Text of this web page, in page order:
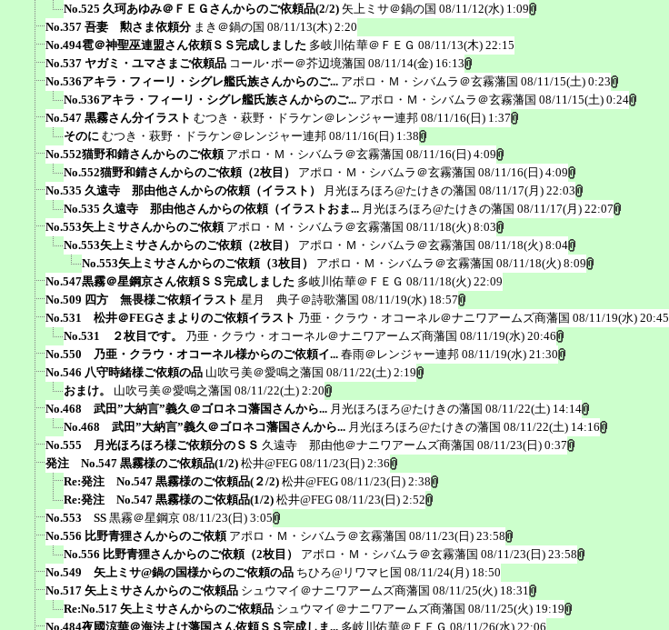
No.525 久珂あゆみ＠ＦＥＧさんからのご依頼品(2/2) 矢上ミサ＠鍋の国 08/11/12(水) 1:09
No.357 吾妻 勲さま依頼分 まき＠鍋の国 08/11/13(木) 2:20
No.494雹＠神聖巫連盟さん依頼ＳＳ完成しました 多岐川佑華＠ＦＥＧ 08/11/13(木) 22:15
No.537 ヤガミ・ユマさまご依頼品 コール･ポー＠芥辺境藩国 08/11/14(金) 16:13
No.536アキラ・フィーリ・シグレ艦氏族さんからのご... アポロ・Ｍ・シバムラ＠玄霧藩国 08/11/15(土) 0:23
No.536アキラ・フィーリ・シグレ艦氏族さんからのご... アポロ・Ｍ・シバムラ＠玄霧藩国 08/11/15(土) 0:24
No.547 黒霧さん分イラスト むつき・萩野・ドラケン＠レンジャー連邦 08/11/16(日) 1:37
そのに むつき・萩野・ドラケン＠レンジャー連邦 08/11/16(日) 1:38
No.552猫野和錆さんからのご依頼 アポロ・Ｍ・シバムラ＠玄霧藩国 08/11/16(日) 4:09
No.552猫野和錆さんからのご依頼（2枚目）
アポロ・Ｍ・シバムラ＠玄霧藩国 08/11/16(日) 4:09
No.535 久遠寺 那由他さんからの依頼（イラスト）
月光ほろほろ@たけきの藩国 08/11/17(月) 22:03
No.535 久遠寺 那由他さんからの依頼（イラストおま... 月光ほろほろ@たけきの藩国 08/11/17(月) 22:07
No.553矢上ミサさんからのご依頼 アポロ・Ｍ・シバムラ＠玄霧藩国 08/11/18(火) 8:03
No.553矢上ミサさんからのご依頼（2枚目）
アポロ・Ｍ・シバムラ＠玄霧藩国 08/11/18(火) 8:04
No.553矢上ミサさんからのご依頼（3枚目）
アポロ・Ｍ・シバムラ＠玄霧藩国 08/11/18(火) 8:09
No.547黒霧＠星鋼京さん依頼ＳＳ完成しました 多岐川佑華＠ＦＥＧ 08/11/18(火) 22:09
No.509 四方 無畏様ご依頼イラスト 星月 典子＠詩歌藩国 08/11/19(水) 18:57
No.531 松井＠FEGさまよりのご依頼イラスト 乃亜・クラウ・オコーネル＠ナニワアームズ商藩国 08/11/19(水) 20:45
No.531 ２枚目です。
乃亜・クラウ・オコーネル＠ナニワアームズ商藩国 08/11/19(水) 20:46
No.550 乃亜・クラウ・オコーネル様からのご依頼イ... 春雨＠レンジャー連邦 08/11/19(水) 21:30
No.546 八守時緒様ご依頼の品 山吹弓美＠愛鳴之藩国 08/11/22(土) 2:19
おまけ。
山吹弓美＠愛鳴之藩国 08/11/22(土) 2:20
No.468 武田”大納言”義久＠ゴロネコ藩国さんから... 月光ほろほろ@たけきの藩国 08/11/22(土) 14:14
No.468 武田”大納言”義久＠ゴロネコ藩国さんから... 月光ほろほろ@たけきの藩国 08/11/22(土) 14:16
No.555 月光ほろほろ様ご依頼分のＳＳ 久遠寺 那由他＠ナニワアームズ商藩国 08/11/23(日) 0:37
発注 No.547 黒霧様のご依頼品(1/2) 松井@FEG 08/11/23(日) 2:36
Re:発注 No.547 黒霧様のご依頼品(２/2) 松井@FEG 08/11/23(日) 2:38
Re:発注 No.547 黒霧様のご依頼品(1/2) 松井@FEG 08/11/23(日) 2:52
No.553 SS 黒霧＠星鋼京 08/11/23(日) 3:05
No.556 比野青狸さんからのご依頼 アポロ・Ｍ・シバムラ＠玄霧藩国 08/11/23(日) 23:58
No.556 比野青狸さんからのご依頼（2枚目）
アポロ・Ｍ・シバムラ＠玄霧藩国 08/11/23(日) 23:58
No.549 矢上ミサ@鍋の国様からのご依頼の品 ちひろ@リワマヒ国 08/11/24(月) 18:50
No.517 矢上ミサさんからのご依頼品 シュウマイ＠ナニワアームズ商藩国 08/11/25(火) 18:31
Re:No.517 矢上ミサさんからのご依頼品 シュウマイ＠ナニワアームズ商藩国 08/11/25(火) 19:19
No.484夜國涼華＠海法よけ藩国さん依頼ＳＳ完成しま... 多岐川佑華＠ＦＥＧ 08/11/26(水) 22:06